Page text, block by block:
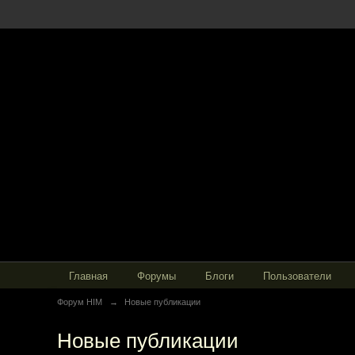
Главная Форумы Блоги Пользователи
Форум HIM → Новые публикации
Новые публикации